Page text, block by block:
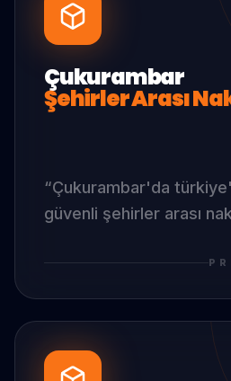
Çukurambar
Şehirler Arası
“Çukurambar'da
güvenli şehirler arası